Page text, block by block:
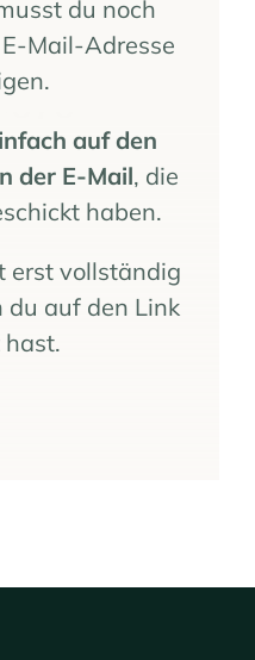
du noch
Mail-Adresse
auf den
der E-Mail, die
haben.
erst vollständig
du auf den Link
hast.